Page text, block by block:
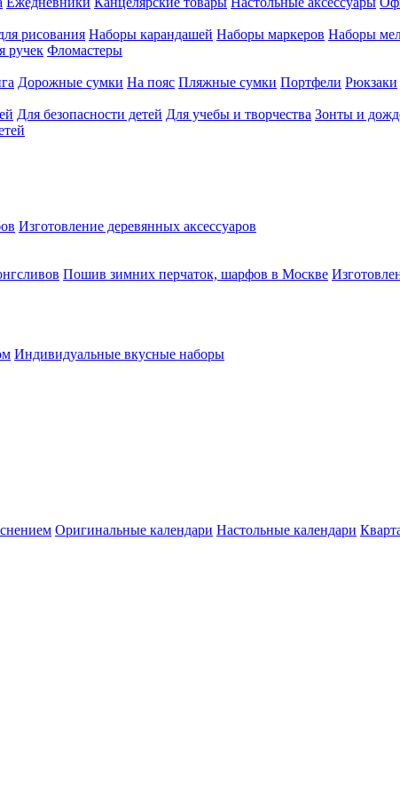
рисования Наборы карандашей Наборы маркеров Наборы
ручек Фломастеры
Дорожные сумки На пояс Пляжные сумки Портфели Рюкзаки
Для безопасности детей Для учебы и творчества Зонты и
Изготовление деревянных аксессуаров
Пошив зимних перчаток, шарфов в Москве
Индивидуальные вкусные наборы
Оригинальные календари Настольные календари